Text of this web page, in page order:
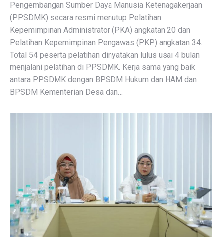
Pengembangan Sumber Daya Manusia Ketenagakerjaan
(PPSDMK) secara resmi menutup Pelatihan
Kepemimpinan Administrator (PKA) angkatan 20 dan
Pelatihan Kepemimpinan Pengawas (PKP) angkatan 34.
Total 54 peserta pelatihan dinyatakan lulus usai 4 bulan
menjalani pelatihan di PPSDMK. Kerja sama yang baik
antara PPSDMK dengan BPSDM Hukum dan HAM dan
BPSDM Kementerian Desa dan…